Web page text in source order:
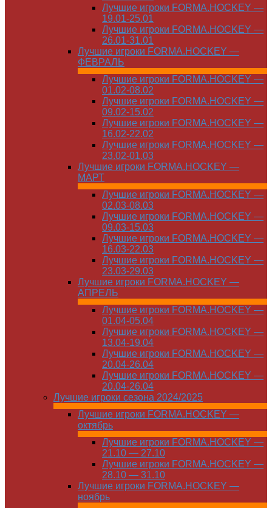
Лучшие игроки FORMA.HOCKEY —
19.01-25.01
Лучшие игроки FORMA.HOCKEY —
26.01-31.01
Лучшие игроки FORMA.HOCKEY —
ФЕВРАЛЬ
Лучшие игроки FORMA.HOCKEY —
01.02-08.02
Лучшие игроки FORMA.HOCKEY —
09.02-15.02
Лучшие игроки FORMA.HOCKEY —
16.02-22.02
Лучшие игроки FORMA.HOCKEY —
23.02-01.03
Лучшие игроки FORMA.HOCKEY —
МАРТ
Лучшие игроки FORMA.HOCKEY —
02.03-08.03
Лучшие игроки FORMA.HOCKEY —
09.03-15.03
Лучшие игроки FORMA.HOCKEY —
16.03-22.03
Лучшие игроки FORMA.HOCKEY —
23.03-29.03
Лучшие игроки FORMA.HOCKEY —
АПРЕЛЬ
Лучшие игроки FORMA.HOCKEY —
01.04-05.04
Лучшие игроки FORMA.HOCKEY —
13.04-19.04
Лучшие игроки FORMA.HOCKEY —
20.04-26.04
Лучшие игроки FORMA.HOCKEY —
20.04-26.04
Лучшие игроки сезона 2024/2025
Лучшие игроки FORMA.HOCKEY —
октябрь
Лучшие игроки FORMA.HOCKEY —
21.10 — 27.10
Лучшие игроки FORMA.HOCKEY —
28.10 — 31.10
Лучшие игроки FORMA.HOCKEY —
ноябрь